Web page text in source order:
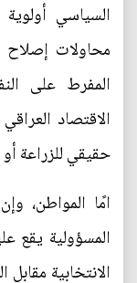
السياسي
محاولات إصلاح
المفرط على
الاقتصاد
حقيقي للزراعة
امًا المواطن،
المسؤولية يقع
الانتخابية مقابل